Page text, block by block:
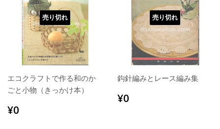
売り切れ
エコクラフトで作る和のか
ごと小物（きっかけ本）
通
常
¥0
売り切れ
鈎針編みとレース編み集
通
常
¥0